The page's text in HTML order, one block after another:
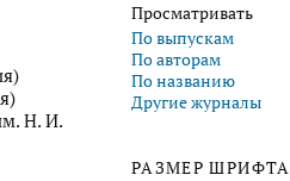
Просматривать
По выпускам
По авторам
По названию
Другие журналы
РАЗМЕР ШРИФТА
Н. И.